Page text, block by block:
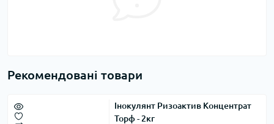
Рекомендовані товари
Інокулянт Ризоактив Концентрат
Торф - 2кг